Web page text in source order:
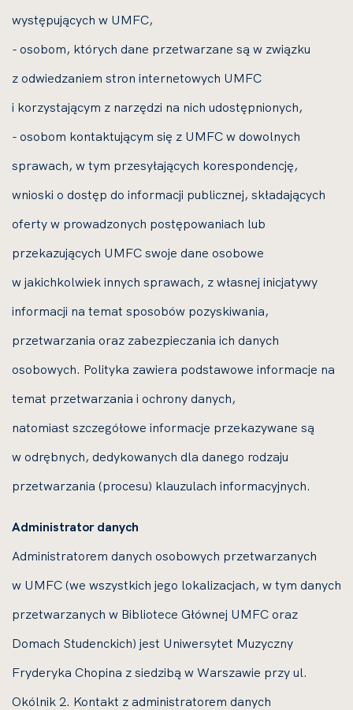
występujących w UMFC,
- osobom, których dane przetwarzane są w związku
z odwiedzaniem stron internetowych UMFC
i korzystającym z narzędzi na nich udostępnionych,
- osobom kontaktującym się z UMFC w dowolnych
sprawach, w tym przesyłających korespondencję,
wnioski o dostęp do informacji publicznej, składających
oferty w prowadzonych postępowaniach lub
przekazujących UMFC swoje dane osobowe
w jakichkolwiek innych sprawach, z własnej inicjatywy
informacji na temat sposobów pozyskiwania,
przetwarzania oraz zabezpieczania ich danych
osobowych. Polityka zawiera podstawowe informacje na
temat przetwarzania i ochrony danych,
natomiast szczegółowe informacje przekazywane są
w odrębnych, dedykowanych dla danego rodzaju
przetwarzania (procesu) klauzulach informacyjnych.
Administrator danych
Administratorem danych osobowych przetwarzanych
w UMFC (we wszystkich jego lokalizacjach, w tym danych
przetwarzanych w Bibliotece Głównej UMFC oraz
Domach Studenckich) jest Uniwersytet Muzyczny
Fryderyka Chopina z siedzibą w Warszawie przy ul.
Okólnik 2. Kontakt z administratorem danych